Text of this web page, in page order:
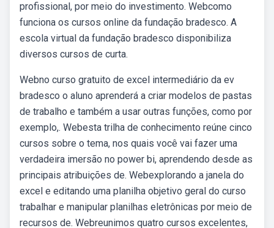
profissional, por meio do investimento. Webcomo
funciona os cursos online da fundação bradesco. A
escola virtual da fundação bradesco disponibiliza
diversos cursos de curta.
Webno curso gratuito de excel intermediário da ev
bradesco o aluno aprenderá a criar modelos de pastas
de trabalho e também a usar outras funções, como por
exemplo,. Webesta trilha de conhecimento reúne cinco
cursos sobre o tema, nos quais você vai fazer uma
verdadeira imersão no power bi, aprendendo desde as
principais atribuições de. Webexplorando a janela do
excel e editando uma planilha objetivo geral do curso
trabalhar e manipular planilhas eletrônicas por meio de
recursos de. Webreunimos quatro cursos excelentes,